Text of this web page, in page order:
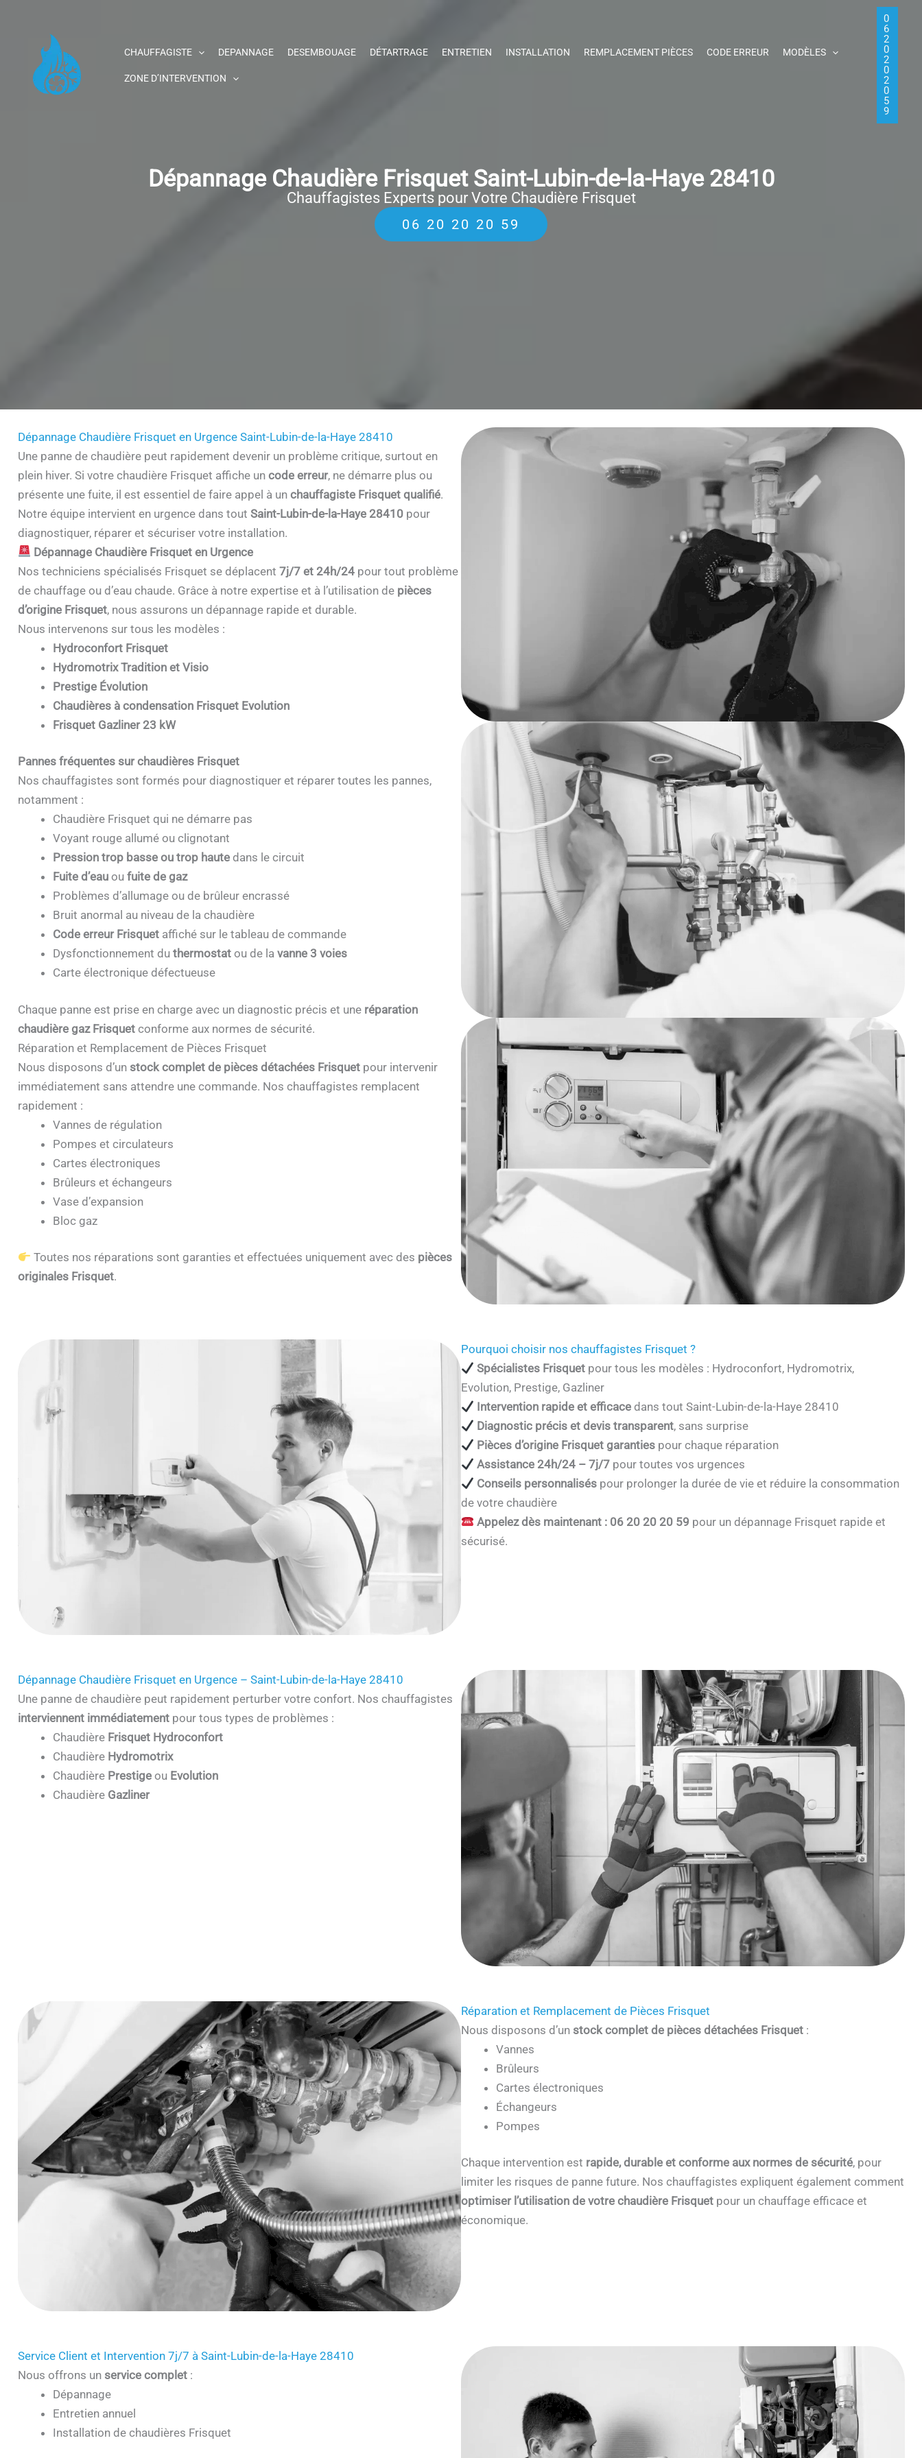
contenu
CHAUFFAGISTE DEPANNAGE DESEMBOUAGE DÉTARTRAGE ENTRETIEN INSTALLATION REMPLACEMENT PIÈCES CODE ERREUR MODÈLES
ZONE D’INTERVENTION
0
6
2
0
2
0
2
0
5
9
Dépannage Chaudière Frisquet Saint-Lubin-de-la-Haye 28410
Chauffagistes Experts pour Votre Chaudière Frisquet
06 20 20 20 59
Dépannage Chaudière Frisquet en Urgence Saint-Lubin-de-la-Haye 28410
Une panne de chaudière peut rapidement devenir un problème critique, surtout en
plein hiver. Si votre chaudière Frisquet affiche un code erreur, ne démarre plus ou
présente une fuite, il est essentiel de faire appel à un chauffagiste Frisquet qualifié.
Notre équipe intervient en urgence dans tout Saint-Lubin-de-la-Haye 28410 pour
diagnostiquer, réparer et sécuriser votre installation.
Dépannage Chaudière Frisquet en Urgence
Nos techniciens spécialisés Frisquet se déplacent 7j/7 et 24h/24pour tout problème
de chauffage ou d’eau chaude. Grâce à notre expertise et à l’utilisation de pièces
d’origine Frisquet, nous assurons un dépannage rapide et durable.
Nous intervenons sur tous les modèles :
Hydroconfort Frisquet
Hydromotrix Tradition et Visio
Prestige Évolution
Chaudières à condensation Frisquet Evolution
Frisquet Gazliner 23 kW
Pannes fréquentes sur chaudières Frisquet
Nos chauffagistes sont formés pour diagnostiquer et réparer toutes les pannes,
notamment :
Chaudière Frisquet qui ne démarre pas
Voyant rouge allumé ou clignotant
Pression trop basse ou trop hautedans le circuit
Fuite d’eauou fuite de gaz
Problèmes d’allumage ou de brûleur encrassé
Bruit anormal au niveau de la chaudière
Code erreur Frisquetaffiché sur le tableau de commande
Dysfonctionnement du thermostatou de la vanne 3 voies
Carte électronique défectueuse
Chaque panne est prise en charge avec un diagnostic précis et une réparation
chaudière gaz Frisquetconforme aux normes de sécurité.
Réparation et Remplacement de Pièces Frisquet
Nous disposons d’un stock complet de pièces détachées Frisquetpour intervenir
immédiatement sans attendre une commande. Nos chauffagistes remplacent
rapidement :
Vannes de régulation
Pompes et circulateurs
Cartes électroniques
Brûleurs et échangeurs
Vase d’expansion
Bloc gaz
Toutes nos réparations sont garanties et effectuées uniquement avec des pièces
originales Frisquet.
Pourquoi choisir nos chauffagistes Frisquet ?
Spécialistes Frisquet pour tous les modèles : Hydroconfort, Hydromotrix,
Evolution, Prestige, Gazliner
Intervention rapide et efficace dans tout Saint-Lubin-de-la-Haye 28410
Diagnostic précis et devis transparent, sans surprise
Pièces d’origine Frisquet garanties pour chaque réparation
Assistance 24h/24 – 7j/7 pour toutes vos urgences
Conseils personnalisés pour prolonger la durée de vie et réduire la consommation
de votre chaudière
Appelez dès maintenant : 06 20 20 20 59 pour un dépannage Frisquet rapide et
sécurisé.
Dépannage Chaudière Frisquet en Urgence – Saint-Lubin-de-la-Haye 28410
Une panne de chaudière peut rapidement perturber votre confort. Nos chauffagistes
interviennent immédiatementpour tous types de problèmes :
Chaudière Frisquet Hydroconfort
Chaudière Hydromotrix
Chaudière Prestigeou Evolution
Chaudière Gazliner
Réparation et Remplacement de Pièces Frisquet
Nous disposons d’un stock complet de pièces détachées Frisquet :
Vannes
Brûleurs
Cartes électroniques
Échangeurs
Pompes
Chaque intervention est rapide, durable et conforme aux normes de sécurité, pour
limiter les risques de panne future. Nos chauffagistes expliquent également comment
optimiser l’utilisation de votre chaudière Frisquet pour un chauffage efficace et
économique.
Service Client et Intervention 7j/7 à Saint-Lubin-de-la-Haye 28410
Nous offrons un service complet:
Dépannage
Entretien annuel
Installation de chaudières Frisquet